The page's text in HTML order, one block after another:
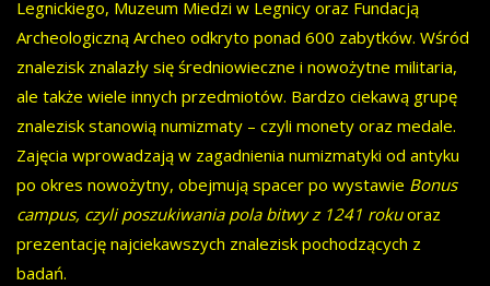
Legnickiego, Muzeum Miedzi w Legnicy oraz Fundacją
Archeologiczną Archeo odkryto ponad 600 zabytków. Wśród
znalezisk znalazły się średniowieczne i nowożytne militaria,
ale także wiele innych przedmiotów. Bardzo ciekawą grupę
znalezisk stanowią numizmaty – czyli monety oraz medale.
Zajęcia wprowadzają w zagadnienia numizmatyki od antyku
po okres nowożytny, obejmują spacer po wystawie Bonus
campus, czyli poszukiwania pola bitwy z 1241 rokuoraz
prezentację najciekawszych znalezisk pochodzących z
badań.